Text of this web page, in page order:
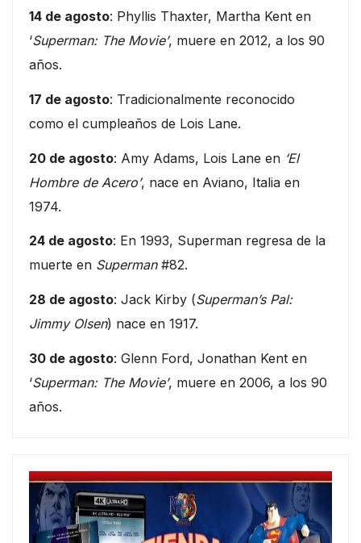
14 de agosto: Phyllis Thaxter, Martha Kent en
‘Superman: The Movie’, muere en 2012, a los 90
años.
17 de agosto: Tradicionalmente reconocido
como el cumpleaños de Lois Lane.
20 de agosto: Amy Adams, Lois Lane en ‘El
Hombre de Acero’, nace en Aviano, Italia en
1974.
24 de agosto: En 1993, Superman regresa de la
muerte en Superman#82.
28 de agosto: Jack Kirby (Superman’s Pal:
Jimmy Olsen) nace en 1917.
30 de agosto: Glenn Ford, Jonathan Kent en
‘Superman: The Movie’, muere en 2006, a los 90
años.